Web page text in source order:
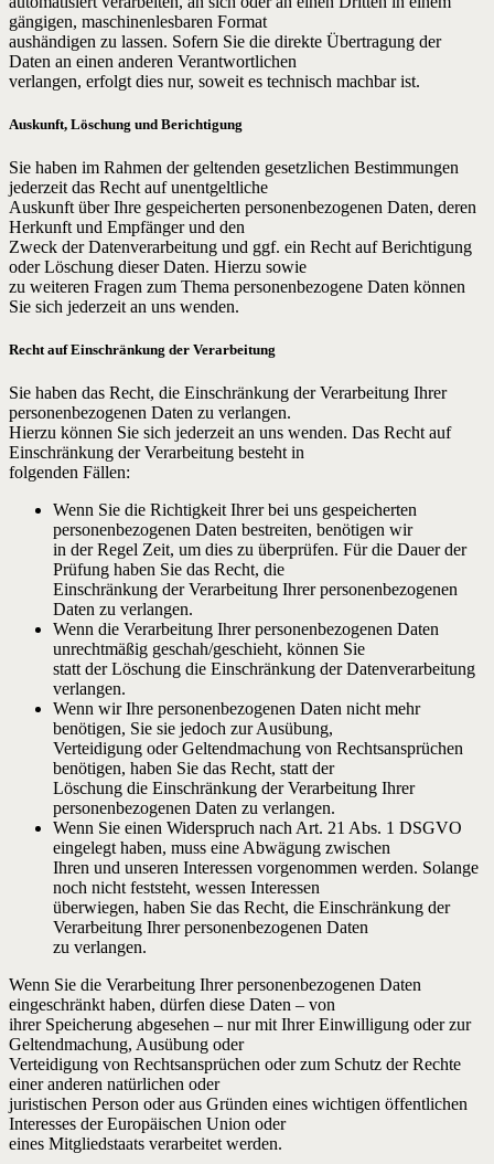
gängigen, maschinenlesbaren Format
aushändigen zu lassen. Sofern Sie die direkte Übertragung der
Daten an einen anderen Verantwortlichen
verlangen, erfolgt dies nur, soweit es technisch machbar ist.
Auskunft, Löschung und Berichtigung
Sie haben im Rahmen der geltenden gesetzlichen Bestimmungen
jederzeit das Recht auf unentgeltliche
Auskunft über Ihre gespeicherten personenbezogenen Daten, deren
Herkunft und Empfänger und den
Zweck der Datenverarbeitung und ggf. ein Recht auf Berichtigung
oder Löschung dieser Daten. Hierzu sowie
zu weiteren Fragen zum Thema personenbezogene Daten können
Sie sich jederzeit an uns wenden.
Recht auf Einschränkung der Verarbeitung
Sie haben das Recht, die Einschränkung der Verarbeitung Ihrer
personenbezogenen Daten zu verlangen.
Hierzu können Sie sich jederzeit an uns wenden. Das Recht auf
Einschränkung der Verarbeitung besteht in
folgenden Fällen:
Wenn Sie die Richtigkeit Ihrer bei uns gespeicherten
personenbezogenen Daten bestreiten, benötigen wir
in der Regel Zeit, um dies zu überprüfen. Für die Dauer der
Prüfung haben Sie das Recht, die
Einschränkung der Verarbeitung Ihrer personenbezogenen
Daten zu verlangen.
Wenn die Verarbeitung Ihrer personenbezogenen Daten
unrechtmäßig geschah/geschieht, können Sie
statt der Löschung die Einschränkung der Datenverarbeitung
verlangen.
Wenn wir Ihre personenbezogenen Daten nicht mehr
benötigen, Sie sie jedoch zur Ausübung,
Verteidigung oder Geltendmachung von Rechtsansprüchen
benötigen, haben Sie das Recht, statt der
Löschung die Einschränkung der Verarbeitung Ihrer
personenbezogenen Daten zu verlangen.
Wenn Sie einen Widerspruch nach Art. 21 Abs. 1 DSGVO
eingelegt haben, muss eine Abwägung zwischen
Ihren und unseren Interessen vorgenommen werden. Solange
noch nicht feststeht, wessen Interessen
überwiegen, haben Sie das Recht, die Einschränkung der
Verarbeitung Ihrer personenbezogenen Daten
zu verlangen.
Wenn Sie die Verarbeitung Ihrer personenbezogenen Daten
eingeschränkt haben, dürfen diese Daten – von
ihrer Speicherung abgesehen – nur mit Ihrer Einwilligung oder zur
Geltendmachung, Ausübung oder
Verteidigung von Rechtsansprüchen oder zum Schutz der Rechte
einer anderen natürlichen oder
juristischen Person oder aus Gründen eines wichtigen öffentlichen
Interesses der Europäischen Union oder
eines Mitgliedstaats verarbeitet werden.